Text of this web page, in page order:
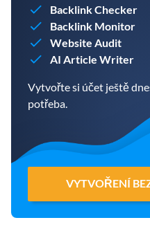
Backlink Checker
Backlink Monitor
Website Audit
AI Article Writer
Vytvořte si účet ještě
potřeba.
VYTVOŘENÍ